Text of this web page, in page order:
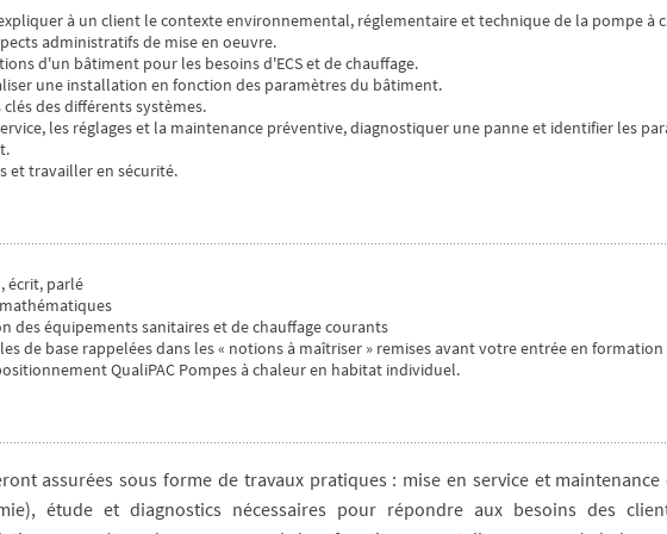
à un client le contexte environnemental, réglementaire et technique de la pompe à
administratifs de mise en oeuvre.
d'un bâtiment pour les besoins d'ECS et de chauffage.
une installation en fonction des paramètres du bâtiment.
des différents systèmes.
les réglages et la maintenance préventive, diagnostiquer une panne et identifier les
et travailler en sécurité.
écrit, parlé
des équipements sanitaires et de chauffage courants
de base rappelées dans les « notions à maîtriser » remises avant votre entrée en formation
QualiPAC Pompes à chaleur en habitat individuel.
assurées sous forme de travaux pratiques : mise en service et maintenance
étude et diagnostics nécessaires pour répondre aux besoins des